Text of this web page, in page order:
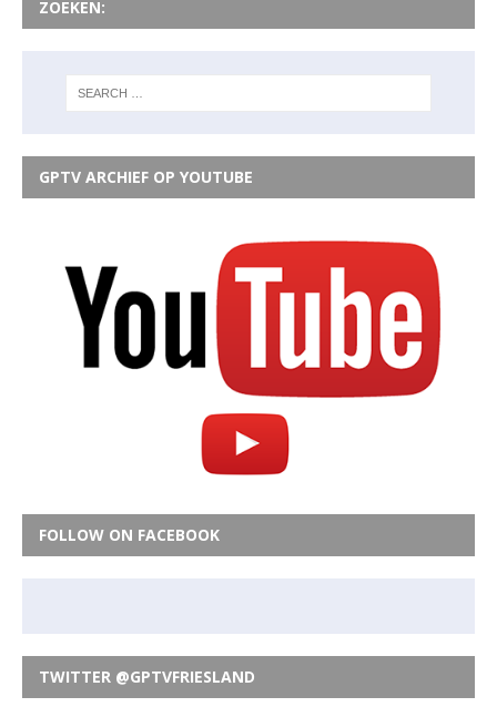
ZOEKEN:
GPTV ARCHIEF OP YOUTUBE
FOLLOW ON FACEBOOK
TWITTER @GPTVFRIESLAND